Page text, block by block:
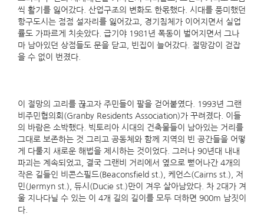
씩 활기를 잃어갔다. 산업구조의 변화도 한몫했다. 시대를 풍미했던
항구도시는 점점 설자리를 잃어갔고, 경기침체가 이어지면서 실업
률도 가파르게 치솟았다. 급기야 1981년 폭동이 벌어지면서 그나
마 남아있던 상점들도 문을 닫고, 빈집이 늘어갔다. 절망감이 걷잡
을 수 없이 번졌다.
이 절망의 고리를 끊고자 주민들이 팔을 걷어붙였다. 1993년 그랜
비주민협의회(Granby Residents Association)가 꾸려졌다. 이들
의 바람은 소박했다. 빅토리아 시대의 건축물들이 남아있는 거리를
그대로 보존하는 것 그리고 공동체와 함께 지역의 빈 공간들을 어떻
게 다룰지 새로운 해법을 제시하는 것이었다. 그러나 90년대 내내
파괴는 계속되었고, 결국 그랜비 거리에서 옆으로 뻗어나간 4개의
작은 길들인 비콘스필드(Beaconsfield st.), 케언스(Cairns st.), 저
민(Jermyn st.), 듀시(Ducie st.)만이 겨우 살아남았다. 차 2대가 겨
울 지나다닐 수 있는 이 4개 길의 길이를 모두 더하면 900m 남짓이
다.